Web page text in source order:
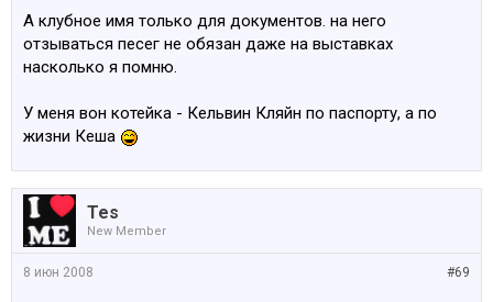
А клубное имя только для документов. на него
отзываться песег не обязан даже на выставках
насколько я помню.
У меня вон котейка - Кельвин Кляйн по паспорту, а по
жизни Кеша
Tes
New Member
#69
8 июн 2008